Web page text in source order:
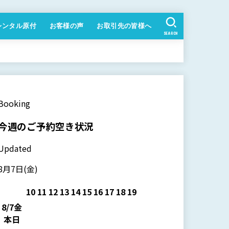
ンタル原付 お客様の声 お取引先の皆様へ
SEARCH